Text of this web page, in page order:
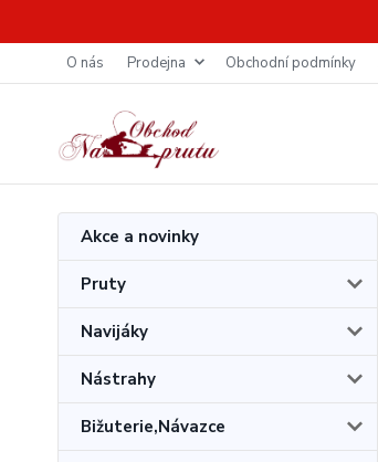
O nás Prodejna Obchodní podmínky
Akce a novinky
Pruty
Navijáky
Nástrahy
Bižuterie,Návazce